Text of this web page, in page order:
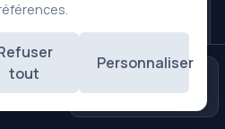
partout en France.
tout
Personnaliser
Google